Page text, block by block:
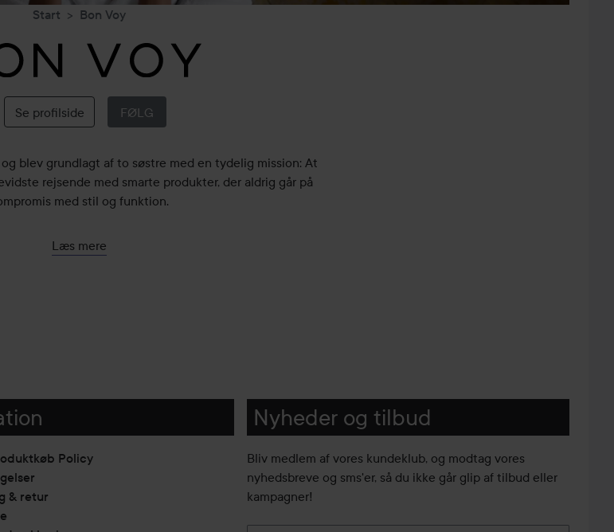
Start Bon Voy
Bon
Voy
Se profilside FØLG
blev grundlagt af to søstre med en tydelig mission: At
rejsende med smarte produkter, der aldrig går på
med stil og funktion.
maskinvaskes, forlænges levetiden på produkter, der
Læs mere
Policy
& retur
Nyheder og tilbud
Bliv medlem af vores kundeklub, og modtag vores
nyhedsbreve og sms'er, så du ikke går glip af tilbud eller
kampagner!